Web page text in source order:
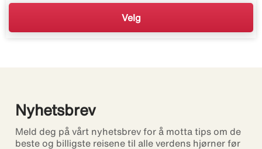
Velg
Nyhetsbrev
Meld deg på vårt nyhetsbrev for å motta tips om de
beste og billigste reisene til alle verdens hjørner før